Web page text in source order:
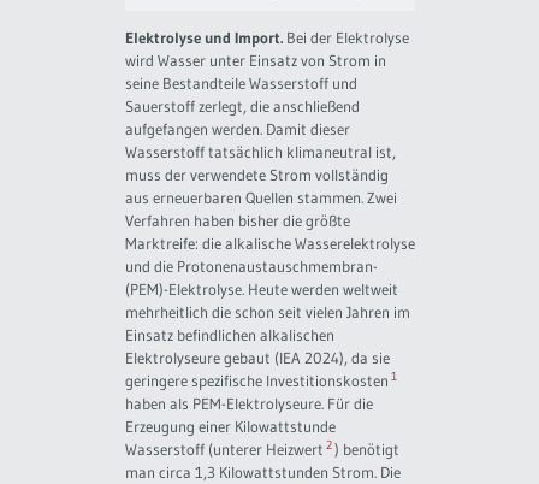
Elektrolyse und Import.Bei der Elektrolyse
wird Wasser unter Einsatz von Strom in
seine Bestandteile Wasserstoff und
Sauerstoff zerlegt, die anschließend
aufgefangen werden. Damit dieser
Wasserstoff tatsächlich klimaneutral ist,
muss der verwendete Strom vollständig
aus erneuerbaren Quellen stammen. Zwei
Verfahren haben bisher die größte
Marktreife: die alkalische Wasserelektrolyse
und die Protonenaustauschmembran-
(PEM)-Elektrolyse. Heute werden weltweit
mehrheitlich die schon seit vielen Jahren im
Einsatz befindlichen alkalischen
Elektrolyseure gebaut (IEA 2024), da sie
geringere spezifische Investitionskosten 1
haben als PEM-Elektrolyseure. Für die
Erzeugung einer Kilowattstunde
Wasserstoff (unterer Heizwert 2 ) benötigt
man circa 1,3 Kilowattstunden Strom. Die